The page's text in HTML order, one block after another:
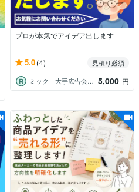
プロが本気でアイデア出します
5.0(4)
見積り必須
ミック｜大手広告会社 現役プランナー
5,000 円